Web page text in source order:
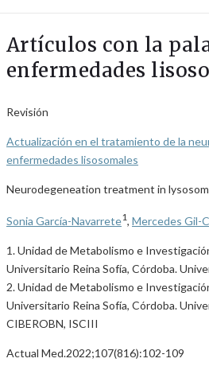
Artículos con la
enfermedades
Revisión
Actualización en el tratamiento de la
enfermedades lisosomales
Neurodegeneation treatment in
Sonia García-Navarrete1, Mercedes Gil-
1. Unidad de Metabolismo e
Universitario Reina Sofía, Córdoba.
2. Unidad de Metabolismo e
Universitario Reina Sofía, Córdoba.
CIBEROBN, ISCIII
Actual Med.2022;107(816):102-109